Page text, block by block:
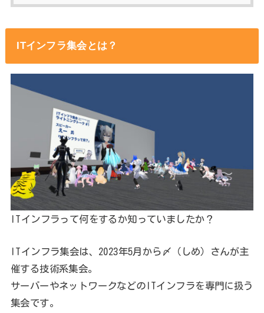
ITインフラ集会とは？
ITインフラって何をするか知っていましたか？
ITインフラ集会は、2023年5月から〆（しめ）さんが主
催する技術系集会。
サーバーやネットワークなどのITインフラを専門に扱う
集会です。